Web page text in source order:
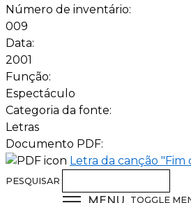
Número de inventário:
009
Data:
2001
Função:
Espectáculo
Categoria da fonte:
Letras
Documento PDF:
Letra da canção "Fim
PESQUISAR
MENU TOGGLE